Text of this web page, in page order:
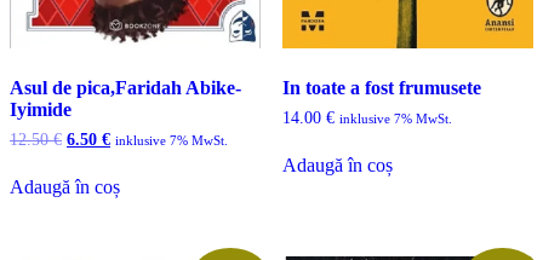
Asul de pica,Faridah Abike-
Iyimide
12.50€ Prețul
a
fost:
6.50 €Prețul
6.50 €.
inklusive 7% MwSt.
Adaugă în coș
In toate a fost frumusete
14.00 € inklusive 7% MwSt.
Adaugă în coș